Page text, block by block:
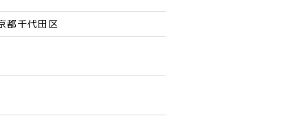
千代田区